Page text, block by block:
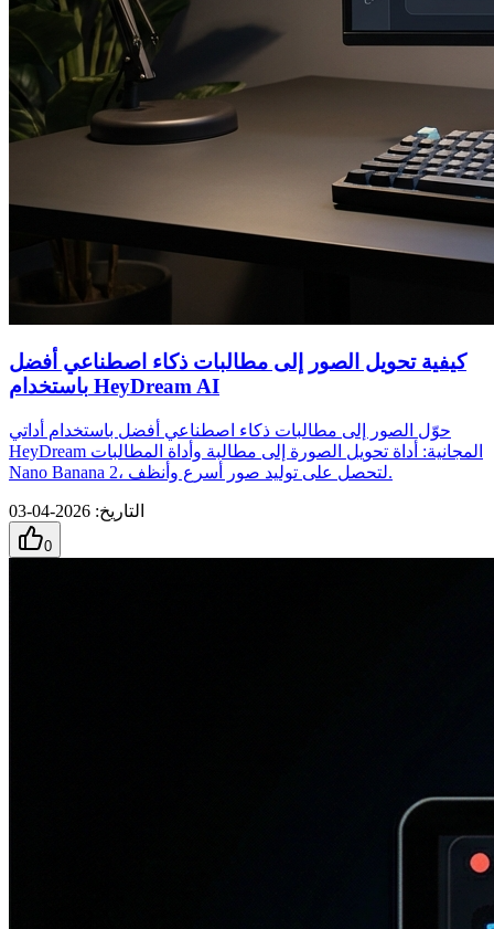
كيفية تحويل الصور إلى مطالبات ذكاء اصطناعي أفضل
باستخدام HeyDream AI
حوّل الصور إلى مطالبات ذكاء اصطناعي أفضل باستخدام أداتي
HeyDream المجانية: أداة تحويل الصورة إلى مطالبة وأداة المطالبات
Nano Banana 2، لتحصل على توليد صور أسرع وأنظف.
التاريخ:
2026-04-03
0